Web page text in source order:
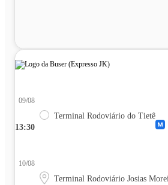
13:30
09/08
Terminal Rodoviário do Tietê
10/08
Terminal Rodoviário Josias